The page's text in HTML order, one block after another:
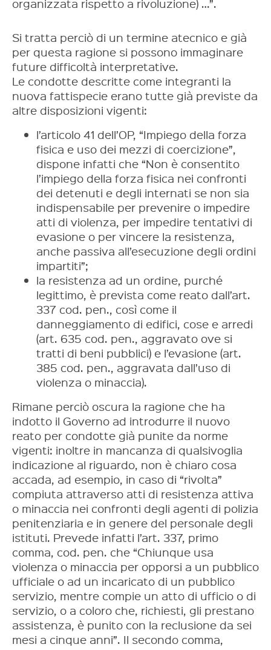
organizzata rispetto a rivoluzione) …”.
Si tratta perciò di un termine atecnico e già
per questa ragione si possono immaginare
future difficoltà interpretative.
Le condotte descritte come integranti la
nuova fattispecie erano tutte già previste da
altre disposizioni vigenti:
l’articolo 41 dell’OP, “Impiego della forza
fisica e uso dei mezzi di coercizione”,
dispone infatti che “Non è consentito
l’impiego della forza fisica nei confronti
dei detenuti e degli internati se non sia
indispensabile per prevenire o impedire
atti di violenza, per impedire tentativi di
evasione o per vincere la resistenza,
anche passiva all’esecuzione degli ordini
impartiti”;
la resistenza ad un ordine, purché
legittimo, è prevista come reato dall’art.
337 cod. pen., così come il
danneggiamento di edifici, cose e arredi
(art. 635 cod. pen., aggravato ove si
tratti di beni pubblici) e l’evasione (art.
385 cod. pen., aggravata dall’uso di
violenza o minaccia).
Rimane perciò oscura la ragione che ha
indotto il Governo ad introdurre il nuovo
reato per condotte già punite da norme
vigenti: inoltre in mancanza di qualsivoglia
indicazione al riguardo, non è chiaro cosa
accada, ad esempio, in caso di “rivolta”
compiuta attraverso atti di resistenza attiva
o minaccia nei confronti degli agenti di polizia
penitenziaria e in genere del personale degli
istituti. Prevede infatti l’art. 337, primo
comma, cod. pen. che “Chiunque usa
violenza o minaccia per opporsi a un pubblico
ufficiale o ad un incaricato di un pubblico
servizio, mentre compie un atto di ufficio o di
servizio, o a coloro che, richiesti, gli prestano
assistenza, è punito con la reclusione da sei
mesi a cinque anni”. Il secondo comma,